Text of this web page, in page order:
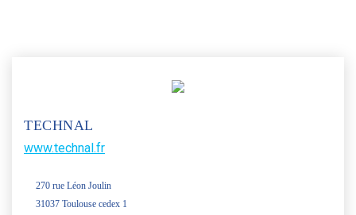
TECHNAL
www.technal.fr
270 rue Léon Joulin
31037 Toulouse cedex 1